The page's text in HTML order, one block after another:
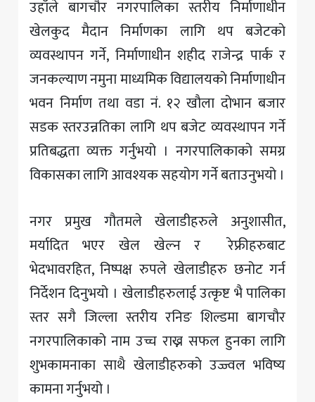
उहाँले बागचाैर नगरपालिका स्तरीय निर्माणाधीन
खेलकुद मैदान निर्माणका लागि थप बजेटकाे
व्यवस्थापन गर्ने, निर्माणाधीन शहीद राजेन्द्र पार्क र
जनकल्याण नमुना माध्यमिक विद्यालयकाे निर्माणाधीन
भवन निर्माण तथा वडा नं. १२ खाैला दाेभान बजार
सडक स्तरउन्नतिका लागि थप बजेट व्यवस्थापन गर्ने
प्रतिबद्धता व्यक्त गर्नुभयो । नगरपालिकाकाे समग्र
विकासका लागि आवश्यक सहयोग गर्ने बताउनुभयो ।
नगर प्रमुख गौतमले खेलाडीहरुले अनुशासीत,
मर्यादित भएर खेल खेल्न र रेफ्रीहरुबाट
भेदभावरहित, निष्पक्ष रुपले खेलाडीहरु छनोट गर्न
निर्देशन दिनुभयो । खेलाडीहरुलाई उत्कृष्ट भै पालिका
स्तर सगै जिल्ला स्तरीय रनिङ शिल्डमा बागचौर
नगरपालिकाको नाम उच्च राख्न सफल हुनका लागि
शुभकामनाका साथै खेलाडीहरुकाे उज्ज्वल भविष्य
कामना गर्नुभयो ।